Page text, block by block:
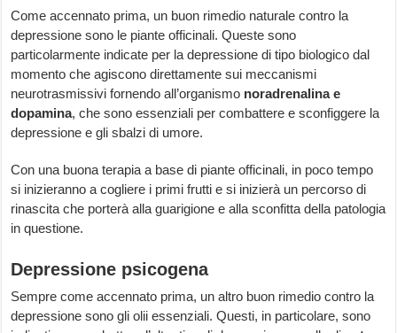
Come accennato prima, un buon rimedio naturale contro la
depressione sono le piante officinali. Queste sono
particolarmente indicate per la depressione di tipo biologico dal
momento che agiscono direttamente sui meccanismi
neurotrasmissivi fornendo all’organismo noradrenalina e
dopamina, che sono essenziali per combattere e sconfiggere la
depressione e gli sbalzi di umore.
Con una buona terapia a base di piante officinali, in poco tempo
si inizieranno a cogliere i primi frutti e si inizierà un percorso di
rinascita che porterà alla guarigione e alla sconfitta della patologia
in questione.
Depressione psicogena
Sempre come accennato prima, un altro buon rimedio contro la
depressione sono gli olii essenziali. Questi, in particolare, sono